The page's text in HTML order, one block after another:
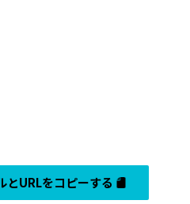
とURLをコピーする